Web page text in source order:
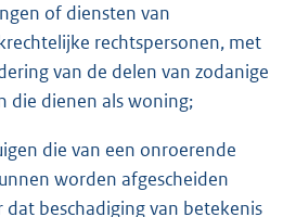
of diensten van
rechtspersonen, met
van de delen van zodanige
die dienen als woning;
die van een onroerende
worden afgescheiden
dat beschadiging van betekenis